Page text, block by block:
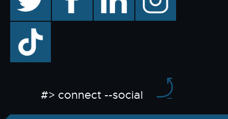
TikTok
#> connect --social